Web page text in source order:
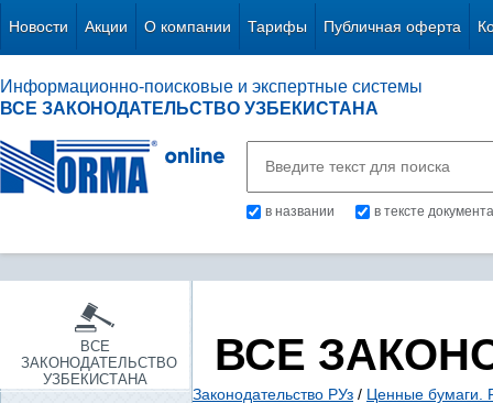
Новости Акции О компании Тарифы Публичная оферта
Информационно-поисковые и экспертные системы
ВСЕ ЗАКОНОДАТЕЛЬСТВО УЗБЕКИСТАНА
в названии в тексте документа
ВСЕ
ЗАКОНОДАТЕЛЬСТВО
УЗБЕКИСТАНА
ВСЕ
Законодательство РУз / Ценные бумаги.